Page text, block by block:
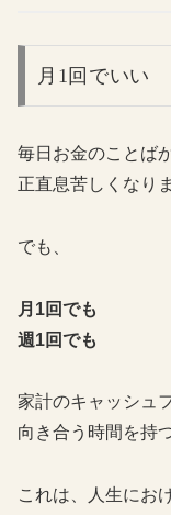
月1回でいい
毎日お金のことば
正直息苦しくなり
でも、
月1回でも
週1回でも
家計のキャッシュ
向き合う時間を持つ
これは、人生にお